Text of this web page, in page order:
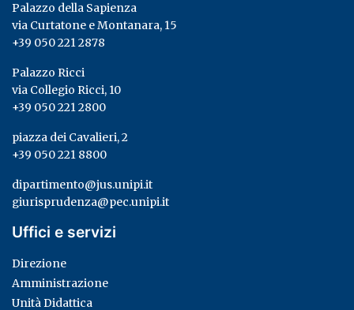
Palazzo della Sapienza
via Curtatone e Montanara, 15
+39 050 221 2878
Palazzo Ricci
via Collegio Ricci, 10
+39 050 221 2800
piazza dei Cavalieri, 2
+39 050 221 8800
dipartimento@jus.unipi.it
giurisprudenza@pec.unipi.it
Uffici e servizi
Direzione
Amministrazione
Unità Didattica